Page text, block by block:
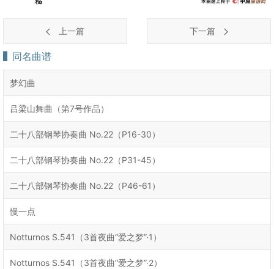
上一篇 下一篇
同名曲谱
梦幻曲
吕梁山舞曲（第7号作品）
二十八部钢琴协奏曲 No.22（P16-30）
二十八部钢琴协奏曲 No.22（P31-45）
二十八部钢琴协奏曲 No.22（P46-61）
慢一点
Notturnos S.541（3首夜曲“爱之梦”·1）
Notturnos S.541（3首夜曲“爱之梦”·2）